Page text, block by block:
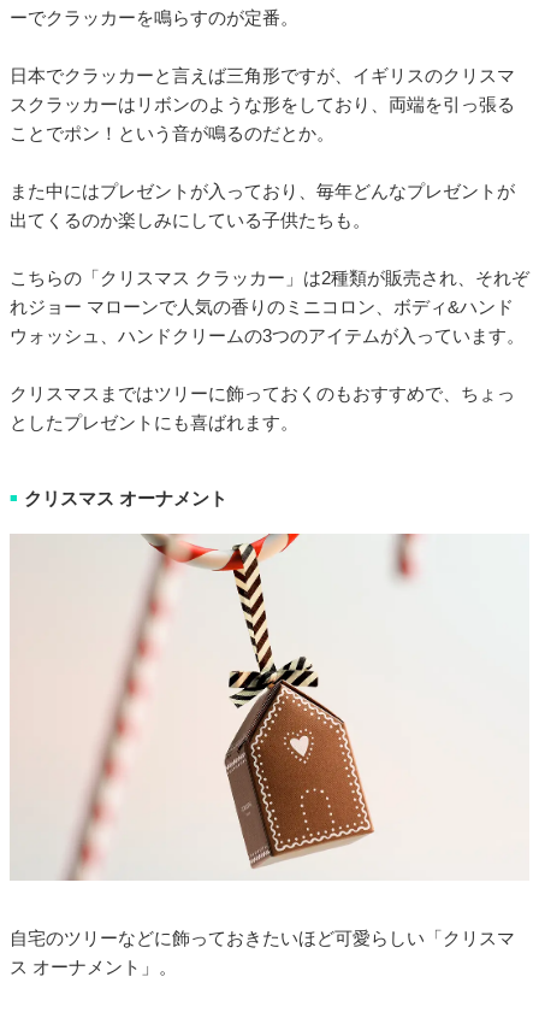
ーでクラッカーを鳴らすのが定番。
日本でクラッカーと言えば三角形ですが、イギリスのクリスマ
スクラッカーはリボンのような形をしており、両端を引っ張る
ことでポン！という音が鳴るのだとか。
また中にはプレゼントが入っており、毎年どんなプレゼントが
出てくるのか楽しみにしている子供たちも。
こちらの「クリスマス クラッカー」は2種類が販売され、それぞ
れジョー マローンで人気の香りのミニコロン、ボディ&ハンド
ウォッシュ、ハンドクリームの3つのアイテムが入っています。
クリスマスまではツリーに飾っておくのもおすすめで、ちょっ
としたプレゼントにも喜ばれます。
■ クリスマス オーナメント
自宅のツリーなどに飾っておきたいほど可愛らしい「クリスマ
ス オーナメント」。